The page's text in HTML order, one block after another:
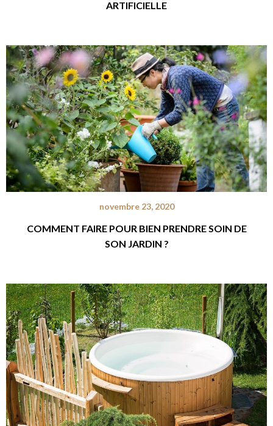
ARTIFICIELLE
novembre 23, 2020
COMMENT FAIRE POUR BIEN PRENDRE SOIN DE
SON JARDIN ?